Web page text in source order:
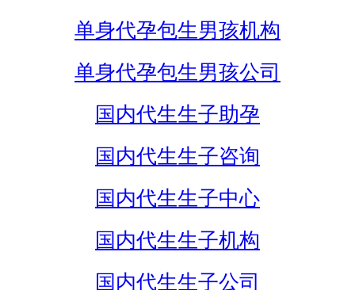
单身代孕包生男孩机构
单身代孕包生男孩公司
国内代生生子助孕
国内代生生子咨询
国内代生生子中心
国内代生生子机构
国内代生生子公司